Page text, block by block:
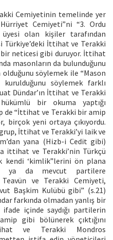
Cemiyetinin temelinde yer
Hürriyet Cemiyeti”ni “3. Ordu
üyesi olan kişiler tarafından
Türkiye’deki İttihat ve Terakki
bir neticesi gibi duruyor. İttihat
masonların da bulunduğunu
olduğunu söylemek ile “Mason
söylemek farklı
Dündar’ın İttihat ve Terakki
bir okuma yaptığı
de “İttihat ve Terakki bir amip
birçok yeni ortaya çıkıyordu.
İttihat ve Terakki’yi laik ve
yana (Hizb-i Cedit gibi)
ittihat ve Terakki’nin Türkçü
kendi ‘kimlik”lerini ön plana
ya da mevcut partilere
ve Terakki Cemiyeti,
Başkim Kulübü gibi” (s.21)
farkında olmadan yanlış bir
içinde saydığı partilerin
gibi bölünerek çıktığını
ve Terakki Mondros